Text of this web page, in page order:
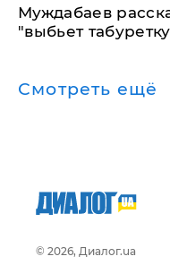
Муждабаев
"выбьет
Смотреть ещё
© 2026, Диалог.ua